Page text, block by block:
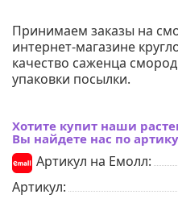
Принимаем заказы на
интернет-магазине
качество саженца
упаковки посылки.
Хотите купит наши
Вы найдете нас по
Артикул на Емолл:
Артикул: